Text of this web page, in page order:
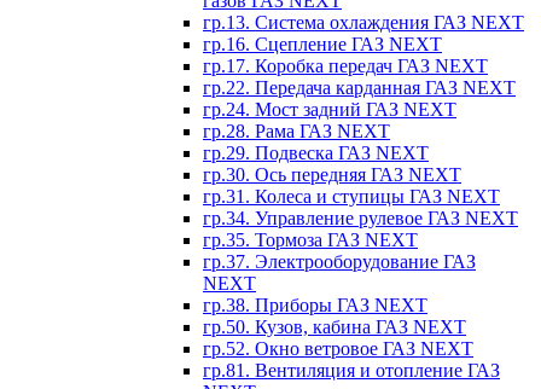
гр.13. Система охлаждения ГАЗ NEXT
гр.16. Сцепление ГАЗ NEXT
гр.17. Коробка передач ГАЗ NEXT
гр.22. Передача карданная ГАЗ NEXT
гр.24. Мост задний ГАЗ NEXT
гр.28. Рама ГАЗ NEXT
гр.29. Подвеска ГАЗ NEXT
гр.30. Ось передняя ГАЗ NEXT
гр.31. Колеса и ступицы ГАЗ NEXT
гр.34. Управление рулевое ГАЗ NEXT
гр.35. Тормоза ГАЗ NEXT
гр.37. Электрооборудование ГАЗ
NEXT
гр.38. Приборы ГАЗ NEXT
гр.50. Кузов, кабина ГАЗ NEXT
гр.52. Окно ветровое ГАЗ NEXT
гр.81. Вентиляция и отопление ГАЗ